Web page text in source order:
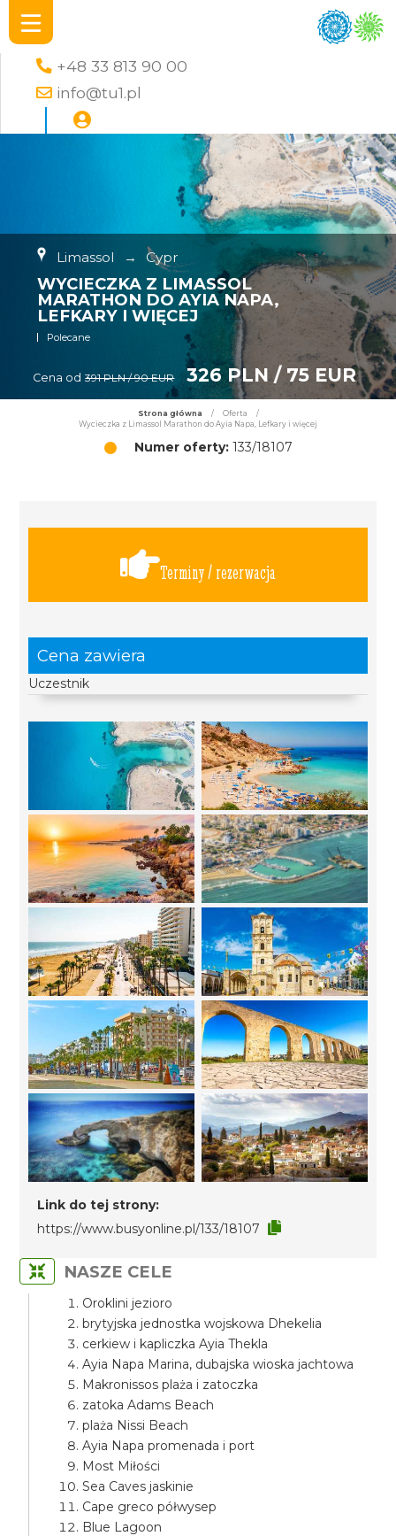
+48 33 813 90 00
info@tu1.pl
Limassol → Cypr
WYCIECZKA Z LIMASSOL
MARATHON DO AYIA NAPA,
LEFKARY I WIĘCEJ
Polecane
Cena od 391 PLN / 90 EUR 326 PLN / 75 EUR
Strona główna / Oferta
/
Wycieczka z Limassol Marathon do Ayia Napa, Lefkary i więcej
Numer oferty:133/18107
Terminy / rezerwacja
Cena zawiera
Uczestnik
Link do tej strony:
https://www.busyonline.pl/133/18107
NASZE CELE
Oroklini jezioro
brytyjska jednostka wojskowa Dhekelia
cerkiew i kapliczka Ayia Thekla
Ayia Napa Marina, dubajska wioska jachtowa
Makronissos plaża i zatoczka
zatoka Adams Beach
plaża Nissi Beach
Ayia Napa promenada i port
Most Miłości
Sea Caves jaskinie
Cape greco półwysep
Blue Lagoon